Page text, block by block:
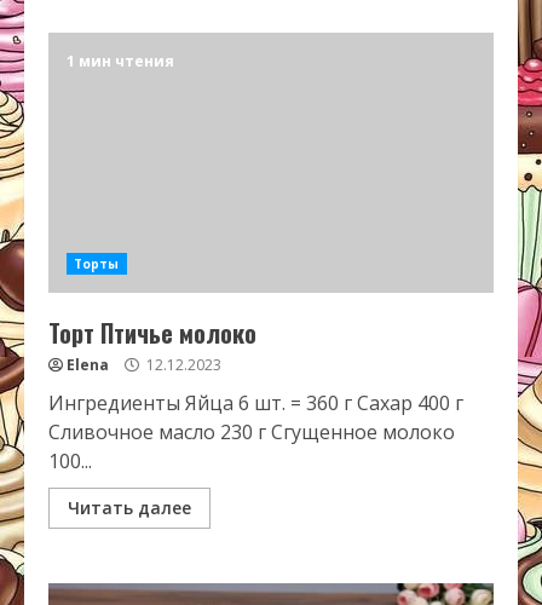
1 мин чтения
Торты
Торт Птичье молоко
Elena 12.12.2023
Ингредиенты Яйца 6 шт. = 360 г Сахар 400 г
Сливочное масло 230 г Сгущенное молоко
100...
Читать далее